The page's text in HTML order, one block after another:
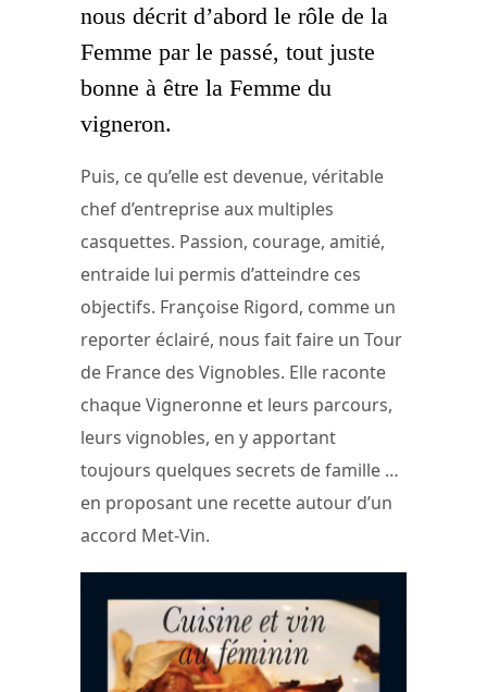
nous décrit d’abord le rôle de la
Femme par le passé, tout juste
bonne à être la Femme du
vigneron.
Puis, ce qu’elle est devenue, véritable
chef d’entreprise aux multiples
casquettes. Passion, courage, amitié,
entraide lui permis d’atteindre ces
objectifs. Françoise Rigord, comme un
reporter éclairé, nous fait faire un Tour
de France des Vignobles. Elle raconte
chaque Vigneronne et leurs parcours,
leurs vignobles, en y apportant
toujours quelques secrets de famille …
en proposant une recette autour d’un
accord Met-Vin.